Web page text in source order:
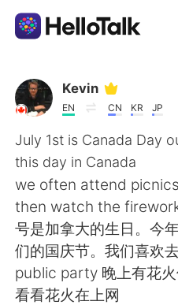
Sprachaustausch-App
AI Grammar Checker
Deutsch
English 简体
繁體中文
Kevin
EN CN KR JP
July 1st is Canada Day
this day in Canada
we often attend
then watch the
号是加拿大的生日。今
们的国庆节。我们喜欢
public party 晚上有花
看看花火在上网